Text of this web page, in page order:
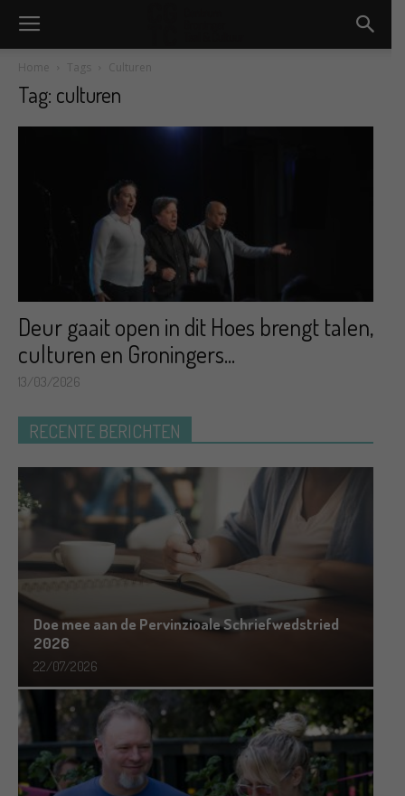
Home Tags Culturen
Tag: culturen
Deur gaait open in dit Hoes brengt talen,
culturen en Groningers...
13/03/2026
RECENTE BERICHTEN
Doe mee aan de Pervinzioale Schriefwedstried
2026
22/07/2026